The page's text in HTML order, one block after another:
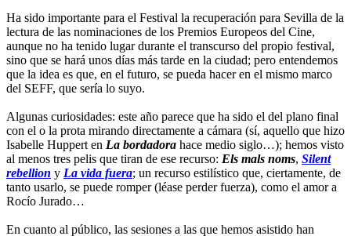
Ha sido importante para el Festival la recuperación para Sevilla de la
lectura de las nominaciones de los Premios Europeos del Cine,
aunque no ha tenido lugar durante el transcurso del propio festival,
sino que se hará unos días más tarde en la ciudad; pero entendemos
que la idea es que, en el futuro, se pueda hacer en el mismo marco
del SEFF, que sería lo suyo.
Algunas curiosidades: este año parece que ha sido el del plano final
con el o la prota mirando directamente a cámara (sí, aquello que hizo
Isabelle Huppert en La bordadora hace medio siglo…); hemos visto
al menos tres pelis que tiran de ese recurso: Els mals noms, Silent
rebellion y La vida fuera; un recurso estilístico que, ciertamente, de
tanto usarlo, se puede romper (léase perder fuerza), como el amor a
Rocío Jurado…
En cuanto al público, las sesiones a las que hemos asistido han